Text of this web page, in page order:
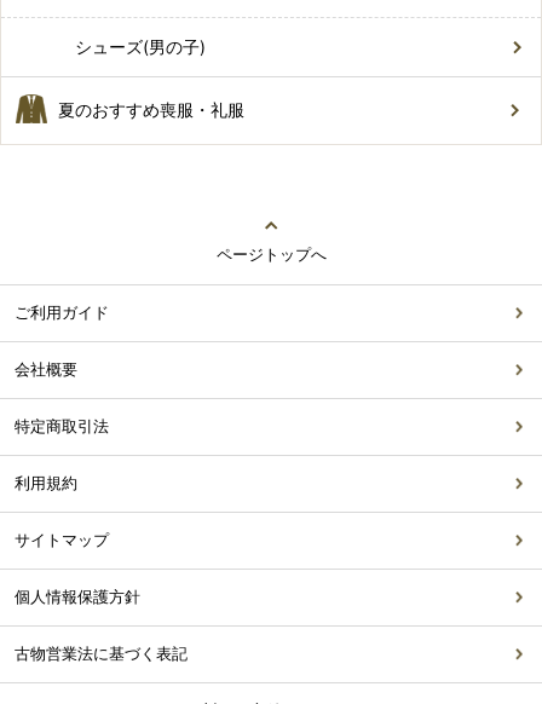
シューズ(男の子)
夏のおすすめ喪服・礼服
ページトップへ
ご利用ガイド
会社概要
特定商取引法
利用規約
サイトマップ
個人情報保護方針
古物営業法に基づく表記